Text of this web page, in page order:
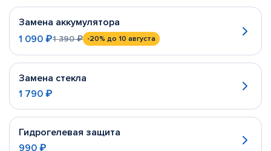
Замена аккумулятора
1 090 ₽1 390 ₽ -20% до 10 августа
Замена стекла
1 790 ₽
Гидрогелевая защита
990 ₽